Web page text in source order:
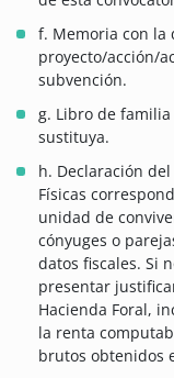
f. Memoria con la
proyecto/acción/
subvención.
g. Libro de
sustituya.
h. Declaración
Físicas
unidad de
cónyuges o
datos fiscales. Si
presentar
Hacienda Foral,
la renta
brutos obtenidos